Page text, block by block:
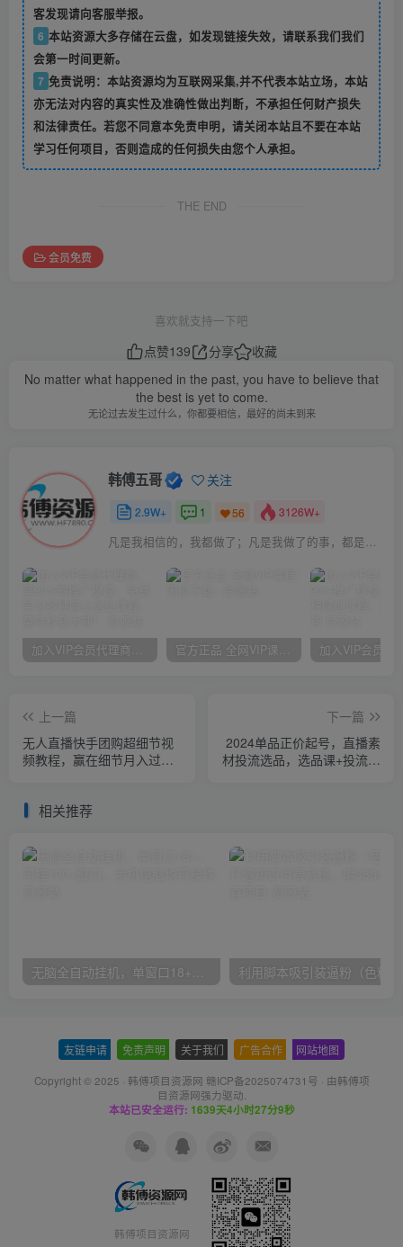
客发现请向客服举报。
6 本站资源大多存储在云盘，如发现链接失效，请联系我们我们
会第一时间更新。
7 免责说明：本站资源均为互联网采集,并不代表本站立场，本站
亦无法对内容的真实性及准确性做出判断，不承担任何财产损失
和法律责任。若您不同意本免责申明，请关闭本站且不要在本站
学习任何项目，否则造成的任何损失由您个人承担。
THE END
会员免费
喜欢就支持一下吧
点赞139 分享
收藏
No matter what happened in the past, you have to believe that
the best is yet to come.
无论过去发生过什么，你都要相信，最好的尚未到来
韩傅五哥 关注
2.9W+ 1 56 3126W+
凡是我相信的，我都做了；凡是我做了的事，都是全身心地投入去做的
加入VIP会员代理商，享90%的推广提成，免费学习多种网上创业课程，菜鸟秒变大神！ 官方正品 全网VIP课程 无损下载~
上一篇
无人直播快手团购超细节视
频教程，赢在细节月入过万
下一篇
2024单品正价起号，直播素
材投流选品，选品课+投流课
相关推荐
友链申请 免责声明 关于我们 广告合作 网站地图
Copyright © 2025 · 韩傅项目资源网 赣ICP备2025074731号 · 由韩傅项
目资源网强力驱动.
本站已安全运行: 1639天4小时27分10秒
韩傅项目资源网